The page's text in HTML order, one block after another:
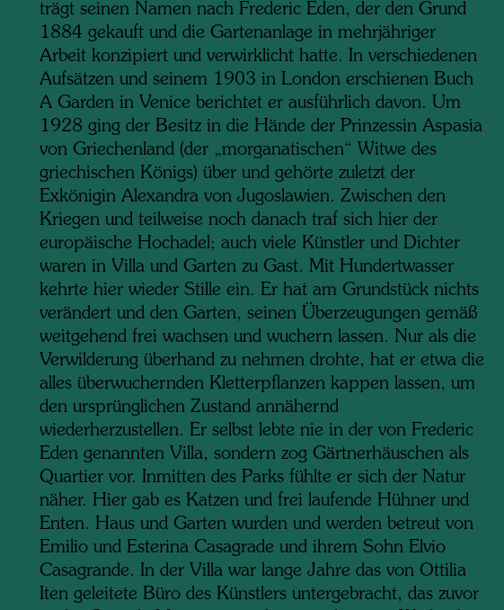
trägt seinen Namen nach Frederic Eden, der den Grund
1884 gekauft und die Gartenanlage in mehrjähriger
Arbeit konzipiert und verwirklicht hatte. In verschiedenen
Aufsätzen und seinem 1903 in London erschienen Buch
A Garden in Venice berichtet er ausführlich davon. Um
1928 ging der Besitz in die Hände der Prinzessin Aspasia
von Griechenland (der „morganatischen“ Witwe des
griechischen Königs) über und gehörte zuletzt der
Exkönigin Alexandra von Jugoslawien. Zwischen den
Kriegen und teilweise noch danach traf sich hier der
europäische Hochadel; auch viele Künstler und Dichter
waren in Villa und Garten zu Gast. Mit Hundertwasser
kehrte hier wieder Stille ein. Er hat am Grundstück nichts
verändert und den Garten, seinen Überzeugungen gemäß
weitgehend frei wachsen und wuchern lassen. Nur als die
Verwilderung überhand zu nehmen drohte, hat er etwa die
alles überwuchernden Kletterpflanzen kappen lassen, um
den ursprünglichen Zustand annähernd
wiederherzustellen. Er selbst lebte nie in der von Frederic
Eden genannten Villa, sondern zog Gärtnerhäuschen als
Quartier vor. Inmitten des Parks fühlte er sich der Natur
näher. Hier gab es Katzen und frei laufende Hühner und
Enten. Haus und Garten wurden und werden betreut von
Emilio und Esterina Casagrade und ihrem Sohn Elvio
Casagrande. In der Villa war lange Jahre das von Ottilia
Iten geleitete Büro des Künstlers untergebracht, das zuvor